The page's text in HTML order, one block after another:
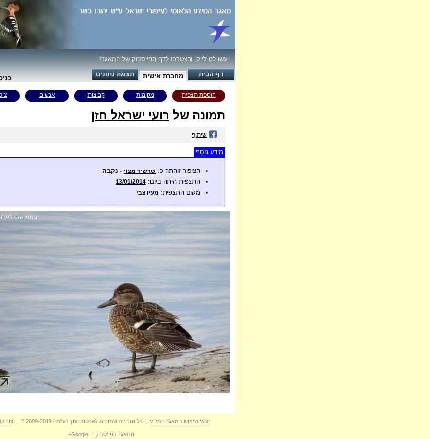
עשו לנו לייק, והצטרפו לדף הפייסבוק של המאגר!
דף הבית מחברת אישית תצוגת נתונים
הוספת תצפית מקומות קבוצות אנשים
תמונה של רועי ישראל חזן
שיתוף
מידע נוסף
הציפור זוהתה כ: שרשיר מצוי - נקבה
התצפית היתה ביום: 13/01/2014
מקום התצפית: מעין צבי
תנאי שימוש במאגר המידע | כל הזכויות שמורות לאכטוב יעוץ בע"מ - 2009-2019 © | צור
המאגר בפייסבוק |
Google+